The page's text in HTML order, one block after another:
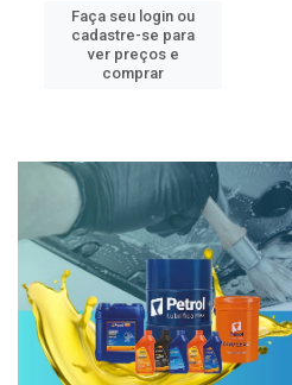
Faça seu login ou
cadastre-se para
ver preços e
comprar